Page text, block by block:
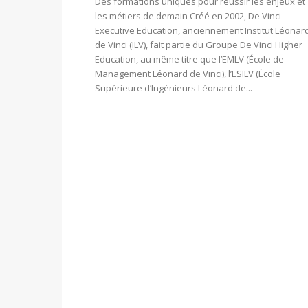
les métiers de demain Créé en 2002, De Vinci
Executive Education, anciennement Institut
de Vinci (ILV), fait partie du Groupe De Vinci Higher
Education, au même titre que l’EMLV (École de
Management Léonard de Vinci), l’ESILV (École
Supérieure d’Ingénieurs Léonard de...